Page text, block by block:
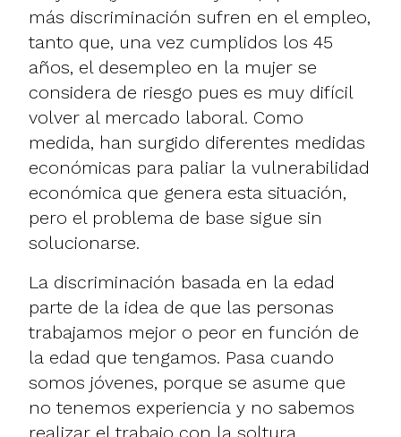
más discriminación sufren en el empleo,
tanto que, una vez cumplidos los 45
años, el desempleo en la mujer se
considera de riesgo pues es muy difícil
volver al mercado laboral. Como
medida, han surgido diferentes medidas
económicas para paliar la vulnerabilidad
económica que genera esta situación,
pero el problema de base sigue sin
solucionarse.
La discriminación basada en la edad
parte de la idea de que las personas
trabajamos mejor o peor en función de
la edad que tengamos. Pasa cuando
somos jóvenes, porque se asume que
no tenemos experiencia y no sabemos
realizar el trabajo con la soltura